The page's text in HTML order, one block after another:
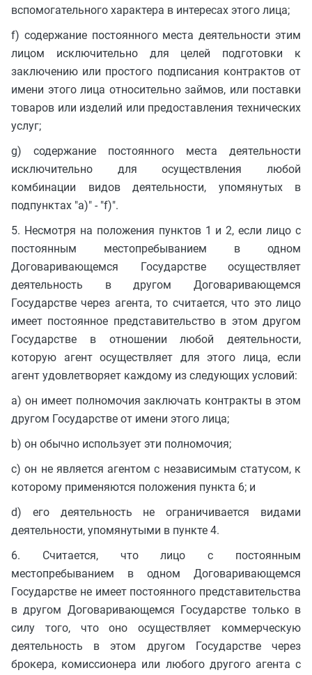
вспомогательного характера в интересах этого лица;
f) содержание постоянного места деятельности этим
лицом исключительно для целей подготовки к
заключению или простого подписания контрактов от
имени этого лица относительно займов, или поставки
товаров или изделий или предоставления технических
услуг;
g) содержание постоянного места деятельности
исключительно для осуществления любой
комбинации видов деятельности, упомянутых в
подпунктах "a)" - "f)".
5. Несмотря на положения пунктов 1 и 2, если лицо с
постоянным местопребыванием в одном
Договаривающемся Государстве осуществляет
деятельность в другом Договаривающемся
Государстве через агента, то считается, что это лицо
имеет постоянное представительство в этом другом
Государстве в отношении любой деятельности,
которую агент осуществляет для этого лица, если
агент удовлетворяет каждому из следующих условий:
a) он имеет полномочия заключать контракты в этом
другом Государстве от имени этого лица;
b) он обычно использует эти полномочия;
c) он не является агентом с независимым статусом, к
которому применяются положения пункта 6; и
d) его деятельность не ограничивается видами
деятельности, упомянутыми в пункте 4.
6. Считается, что лицо с постоянным
местопребыванием в одном Договаривающемся
Государстве не имеет постоянного представительства
в другом Договаривающемся Государстве только в
силу того, что оно осуществляет коммерческую
деятельность в этом другом Государстве через
брокера, комиссионера или любого другого агента с